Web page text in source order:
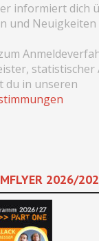
informiert dich
und Neuigkeiten
du in unseren
2026/